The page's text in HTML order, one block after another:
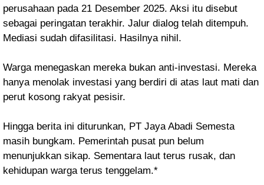
perusahaan pada 21 Desember 2025. Aksi itu disebut
sebagai peringatan terakhir. Jalur dialog telah ditempuh.
Mediasi sudah difasilitasi. Hasilnya nihil.
Warga menegaskan mereka bukan anti-investasi. Mereka
hanya menolak investasi yang berdiri di atas laut mati dan
perut kosong rakyat pesisir.
Hingga berita ini diturunkan, PT Jaya Abadi Semesta
masih bungkam. Pemerintah pusat pun belum
menunjukkan sikap. Sementara laut terus rusak, dan
kehidupan warga terus tenggelam.*